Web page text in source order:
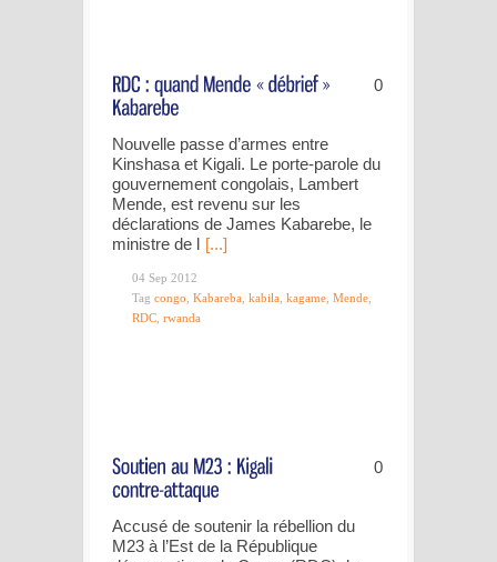
0
Nouvelle passe d’armes entre
Kinshasa et Kigali. Le porte-parole du
gouvernement congolais, Lambert
Mende, est revenu sur les
déclarations de James Kabarebe, le
ministre de l [...]
04 Sep 2012
Tag congo Kabareba kabila kagame Mende
RDC rwanda
0
Accusé de soutenir la rébellion du
M23 à l’Est de la République